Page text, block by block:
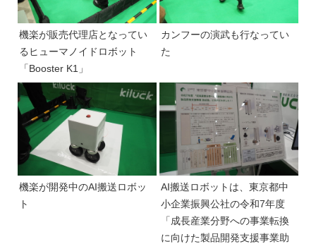
機楽が販売代理店となってい
るヒューマノイドロボット
「Booster K1」
カンフーの演武も行なってい
た
機楽が開発中のAI搬送ロボッ
ト
AI搬送ロボットは、東京都中
小企業振興公社の令和7年度
「成長産業分野への事業転換
に向けた製品開発支援事業助